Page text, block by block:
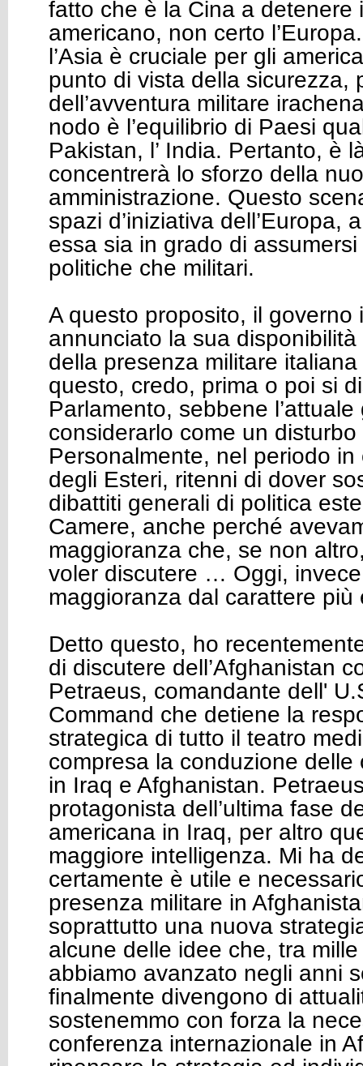
fatto che è la Cina a detenere
americano, non certo
l’Asia è cruciale per gli
punto di vista della sicurezza,
dell’avventura militare
nodo è l’equilibrio di Paesi
Pakistan, l’ India. Pertanto, è
concentrerà lo sforzo della
amministrazione. Questo
spazi d’iniziativa dell’Europa,
essa sia in grado di
politiche che militari.
A questo proposito, il governo
annunciato la sua
della presenza militare
questo, credo, prima o poi si
Parlamento, sebbene
considerarlo come un
Personalmente, nel periodo in
degli Esteri, ritenni di dover
dibattiti generali di politica
Camere, anche perché
maggioranza che, se non
voler discutere … Oggi,
maggioranza dal carattere più
Detto questo, ho
di discutere dell’Afghanistan
Petraeus, comandante dell'
Command che detiene la
strategica di tutto il teatro
compresa la conduzione delle
in Iraq e Afghanistan.
protagonista dell’ultima fase
americana in Iraq, per altro
maggiore intelligenza. Mi ha
certamente è utile e
presenza militare in
soprattutto una nuova
alcune delle idee che, tra
abbiamo avanzato negli anni
finalmente divengono di
sostenemmo con forza la
conferenza internazionale in